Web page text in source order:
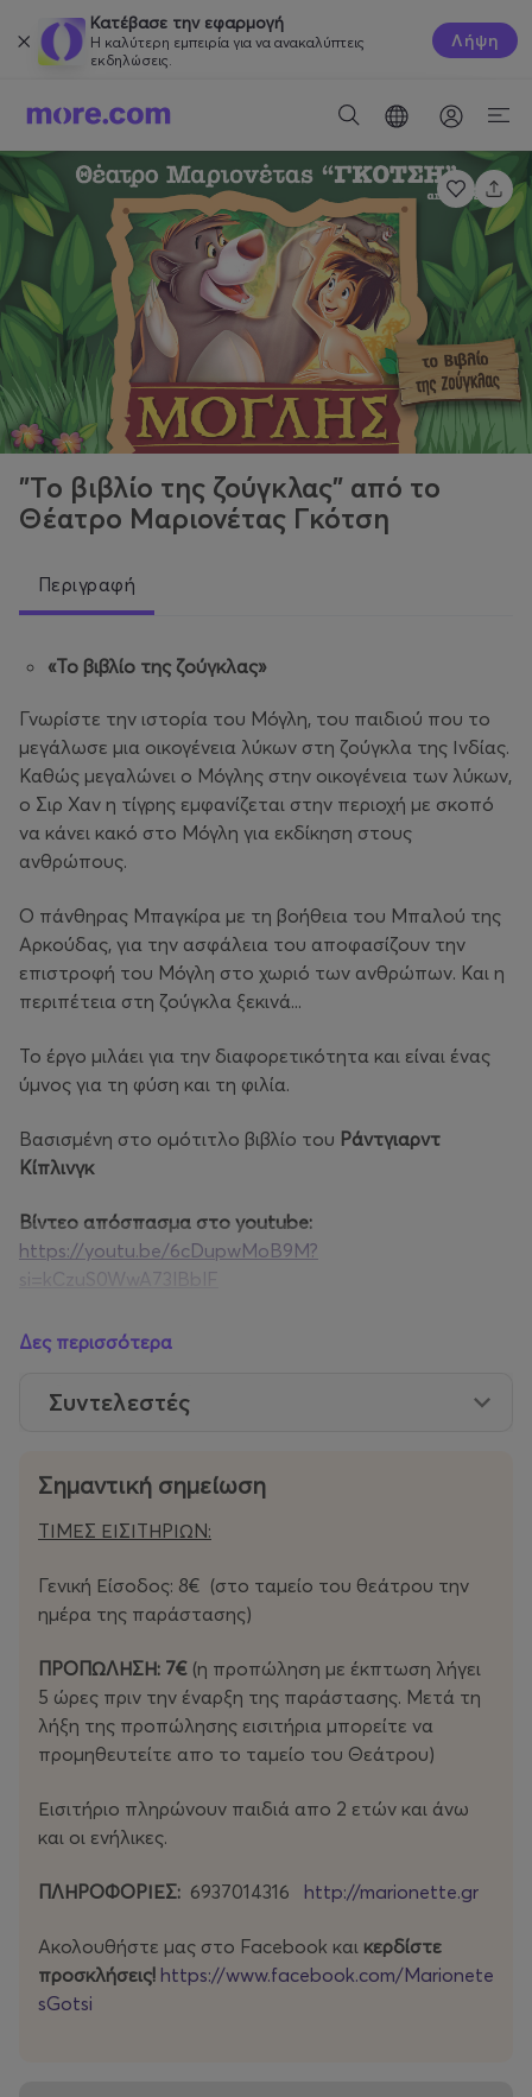
Κατέβασε την εφαρμογή
Η καλύτερη εμπειρία για να ανακαλύπτεις
εκδηλώσεις.
Λήψη
"Το βιβλίο της ζούγκλας" από το
Θέατρο Μαριονέτας Γκότση
Περιγραφή
«Το βιβλίο της ζούγκλας»
Γνωρίστε την ιστορία του Μόγλη, του παιδιού που το
μεγάλωσε μια οικογένεια λύκων στη ζούγκλα της Ινδίας.
Καθώς μεγαλώνει ο Μόγλης στην οικογένεια των λύκων,
ο Σιρ Χαν η τίγρης εμφανίζεται στην περιοχή με σκοπό
να κάνει κακό στο Μόγλη για εκδίκηση στους
ανθρώπους.
Ο πάνθηρας Μπαγκίρα με τη βοήθεια του Μπαλού της
Αρκούδας, για την ασφάλεια του αποφασίζουν την
επιστροφή του Μόγλη στο χωριό των ανθρώπων. Και η
περιπέτεια στη ζούγκλα ξεκινά...
Το έργο μιλάει για την διαφορετικότητα και είναι ένας
ύμνος για τη φύση και τη φιλία.
Βασισμένη στο ομότιτλο βιβλίο του Ράντγιαρντ
Κίπλινγκ
Βίντεο απόσπασμα στο youtube:
https://youtu.be/6cDupwMoB9M?
si=kCzuS0WwA73lBblF
48 χρόνια εμπειρίας στο παιδικό θέατρο και στη τέχνη
μεγάλους, διασκέδαση και σωστή ψυχαγωγία!
Δες περισσότερα
Συντελεστές
Σημαντική σημείωση
ΤΙΜΕΣ ΕΙΣΙΤΗΡΙΩΝ:
Γενική Είσοδος: 8€ (στο ταμείο του θεάτρου την
ημέρα της παράστασης)
ΠΡΟΠΩΛΗΣΗ: 7€ (η προπώληση με έκπτωση λήγει
5 ώρες πριν την έναρξη της παράστασης. Μετά τη
λήξη της προπώλησης εισιτήρια μπορείτε να
προμηθευτείτε απο το ταμείο του Θεάτρου)
Εισιτήριο πληρώνουν παιδιά απο 2 ετών και άνω
και οι ενήλικες.
ΠΛΗΡΟΦΟΡΙΕΣ: 6937014316 http://marionette.gr
Ακολουθήστε μας στο Facebook και κερδίστε
προσκλήσεις! https://www.facebook.com/Marionete
sGotsi